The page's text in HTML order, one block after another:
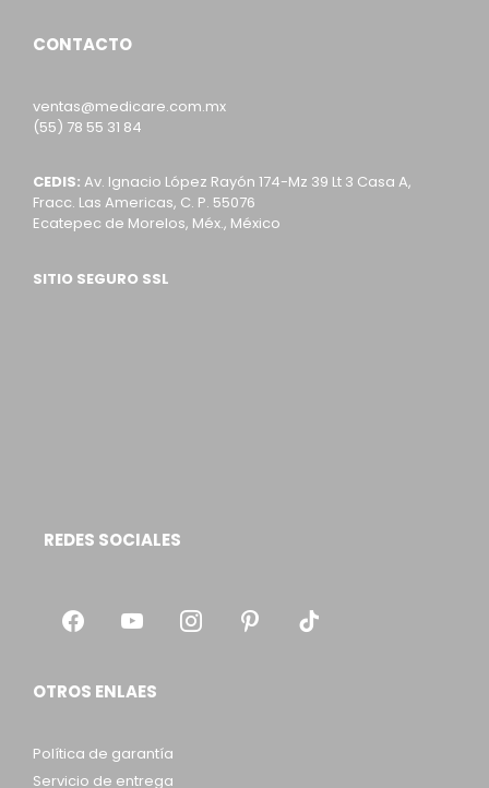
CONTACTO
ventas@medicare.com.mx
(55) 78 55 31 84
CEDIS: Av. Ignacio López Rayón 174-Mz 39 Lt 3 Casa A,
Fracc. Las Americas, C. P. 55076
Ecatepec de Morelos, Méx., México
SITIO SEGURO SSL
REDES SOCIALES
OTROS ENLAES
Política de garantía
Servicio de entrega